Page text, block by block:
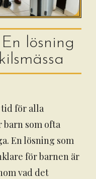
lösning
för alla
som ofta
En lösning som
för barnen är
vad det